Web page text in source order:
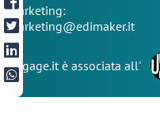
Marketing:
marketing@edimaker.it
Engage.it è associata all'